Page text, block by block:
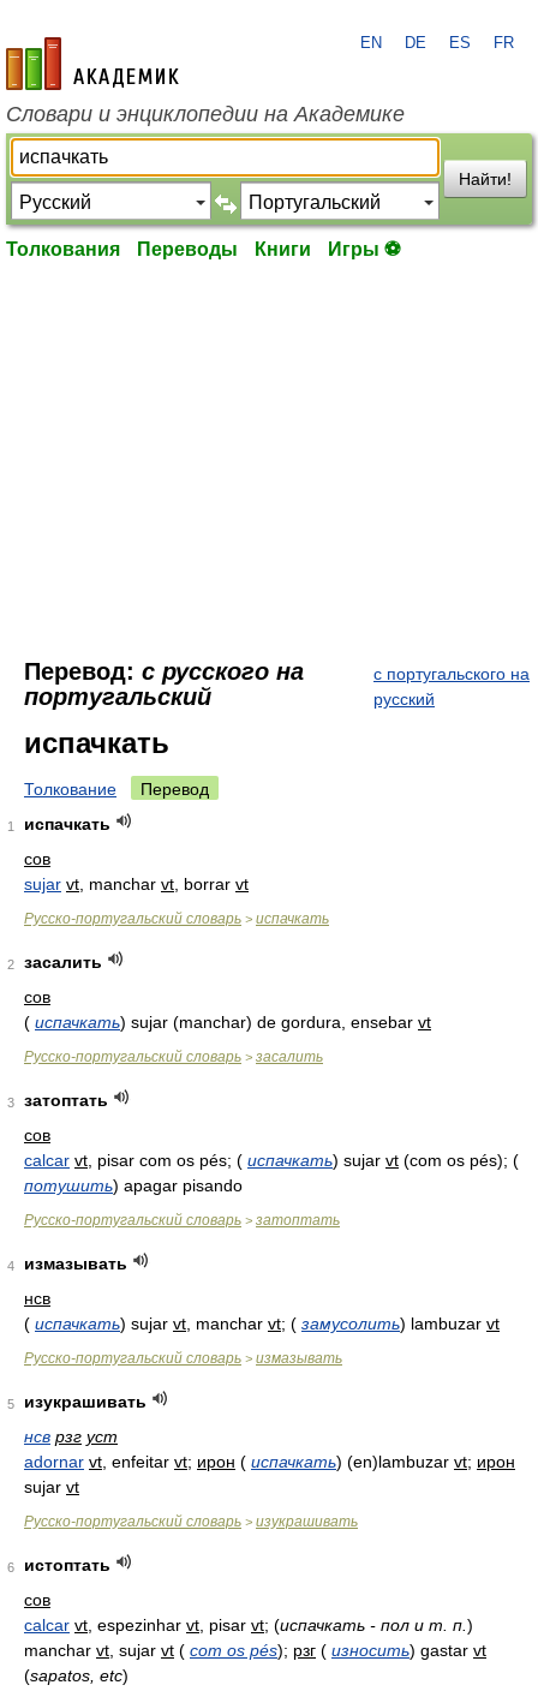
academic.ru
EN DE ES FR
Словари и энциклопедии на Академике
Найти!
Толкования Переводы Книги Игры ⚽
Перевод: с русского на
португальский
с португальского на
русский
испачкать
Толкование Перевод
1
испачкать
сов
sujar vt , manchar vt , borrar vt
Русско-португальский словарь > испачкать
2
засалить
сов
( испачкать) sujar (manchar) de gordura, ensebar vt
Русско-португальский словарь > засалить
3
затоптать
сов
calcar vt , pisar com os pés; ( испачкать) sujar vt (com os pés); (
потушить) apagar pisando
Русско-португальский словарь > затоптать
4
измазывать
нсв
( испачкать) sujar vt , manchar vt; ( замусолить) lambuzar vt
Русско-португальский словарь > измазывать
5
изукрашивать
нсв рзг уст
adornar vt , enfeitar vt; ирон ( испачкать) (en)lambuzar vt; ирон
sujar vt
Русско-португальский словарь > изукрашивать
6
истоптать
сов
calcar vt , espezinhar vt , pisar vt; (испачкать - пол и т. п. )
manchar vt , sujar vt ( com os pés); рзг ( износить) gastar vt
(sapatos, etc)